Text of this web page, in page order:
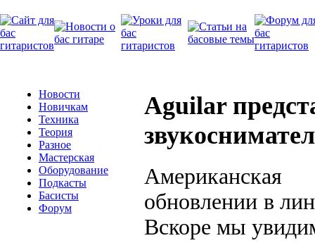
Новости
Новичкам
Техника
Теория
Разное
Мастерская
Оборудование
Подкасты
Басисты
Форум
Aguilar
обновлении в
Вскоре мы